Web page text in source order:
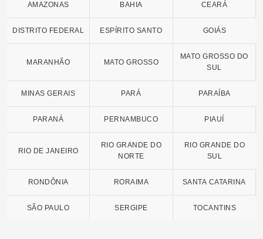
AMAZONAS BAHIA CEARÁ
DISTRITO FEDERAL ESPÍRITO SANTO GOIÁS
MARANHÃO MATO GROSSO
MATO GROSSO DO
SUL
MINAS GERAIS PARÁ PARAÍBA
PARANÁ PERNAMBUCO PIAUÍ
RIO DE JANEIRO
RIO GRANDE DO
NORTE
RIO GRANDE DO
SUL
RONDÔNIA RORAIMA SANTA CATARINA
SÃO PAULO SERGIPE TOCANTINS